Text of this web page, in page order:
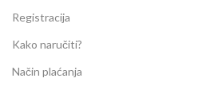
Registracija
Kako naručiti?
Način plaćanja